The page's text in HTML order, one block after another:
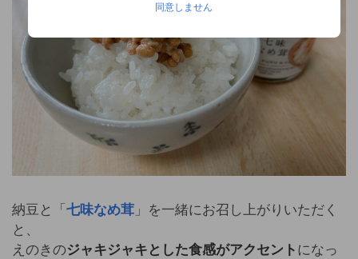
納豆と「 七味なめ茸 」を一緒にお召し上がりいただく
と、
えのきのジャキジャキとした食感がアクセント になっ
同意しません